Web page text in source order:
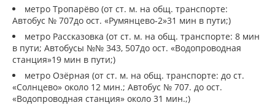
метро Тропарёво (от ст. м. на общ. транспорте:
Автобус № 707до ост. «Румянцево-2»31 мин в пути;)
метро Рассказовка (от ст. м. на общ. транспорте: 8 мин
в пути; Автобусы №№ 343, 507до ост. «Водопроводная
станция»19 мин в пути;)
метро Озёрная (от ст. м. на общ. транспорте: до ст.
«Солнцево» около 12 мин.; Автобус № 707. до ост.
«Водопроводная станция» около 31 мин.;)